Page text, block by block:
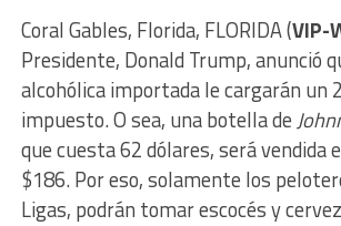
Coral Gables, Florida, FLORIDA (VIP-
Presidente, Donald Trump, anunció
alcohólica importada le cargarán un
impuesto. O sea, una botella de
que cuesta 62 dólares, será vendida
$186. Por eso, solamente los
Ligas, podrán tomar escocés y